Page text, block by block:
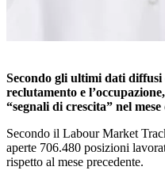
Secondo gli ultimi dati
reclutamento e
“segnali di crescita” nel
Secondo il Labour Market
aperte 706.480 posizioni
rispetto al mese precedente.